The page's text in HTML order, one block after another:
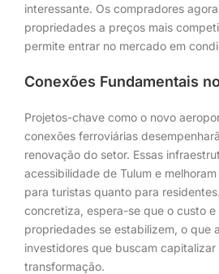
interessante. Os compradores
propriedades a preços mais
permite entrar no mercado em
Conexões Fundamentais
Projetos-chave como o novo
conexões ferroviárias
renovação do setor. Essas
acessibilidade de Tulum e
para turistas quanto para
concretiza, espera-se que o custo
propriedades se estabilizem, o que
investidores que buscam
transformação.